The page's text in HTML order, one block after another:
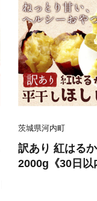
茨城県河内町
訳あり 紅はる
2000g《30日以
祝除く)》株式
イーツ おやつ